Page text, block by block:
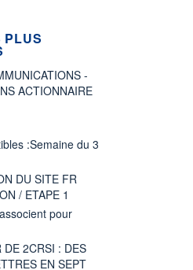
PLUS
-
ACTIONNAIRE
:Semaine du 3
DU SITE FR
/ ETAPE 1
pour
DE 2CRSI : DES
EN SEPT